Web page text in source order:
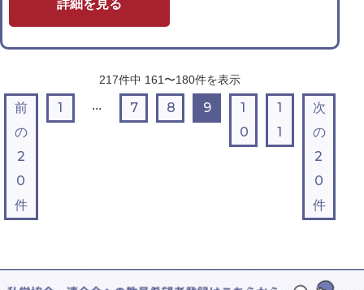
詳細を見る
217件中 161〜180件を表示
前
の
2
0
件
1 ... 7 8 9
1
0
1
1
次
の
2
0
件